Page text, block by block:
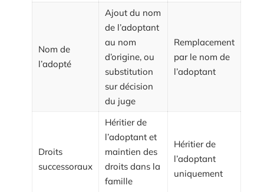
Nom de
l’adopté
Ajout du nom
de l’adoptant
au nom
d’origine, ou
substitution
sur décision
du juge
Remplacement
par le nom de
l’adoptant
Droits
successoraux
Héritier de
l’adoptant et
maintien des
droits dans la
famille
Héritier de
l’adoptant
uniquement